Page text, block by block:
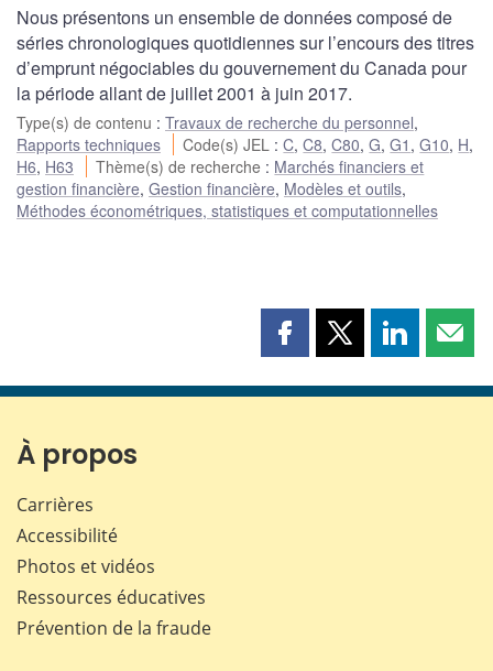
Nous présentons un ensemble de données composé de
séries chronologiques quotidiennes sur l’encours des titres
d’emprunt négociables du gouvernement du Canada pour
la période allant de juillet 2001 à juin 2017.
Type(s) de contenu : Travaux de recherche du personnel,
Rapports techniques
Code(s) JEL :C,C8,C80,G,G1 ,G10, H,
H6, H63 Thème(s) de recherche : Marchés financiers et
gestion financière, Gestion financière, Modèles et outils,
Méthodes économétriques, statistiques et computationnelles
Partager
page
Partager
page
Partager
page page
À propos
Carrières
Accessibilité
Photos et vidéos
Ressources éducatives
Prévention de la fraude